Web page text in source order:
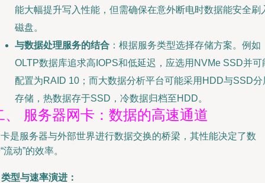
能大幅提升写入性能，但需确保在意外断电时数据能安全刷
磁盘。
与数据处理服务的结合 ：根据服务类型选择存储方案。例如
OLTP数据库追求高IOPS和低延迟，应选用NVMe SSD并可
配置为RAID 10；而大数据分析平台可能采用HDD与SSD分
存储，热数据存于SSD，冷数据归档至HDD。
、 服务器网卡：数据的高速通道
是服务器与外部世界进行数据交换的桥梁，其性能决定了数
流动”的效率。
型与速率演进：